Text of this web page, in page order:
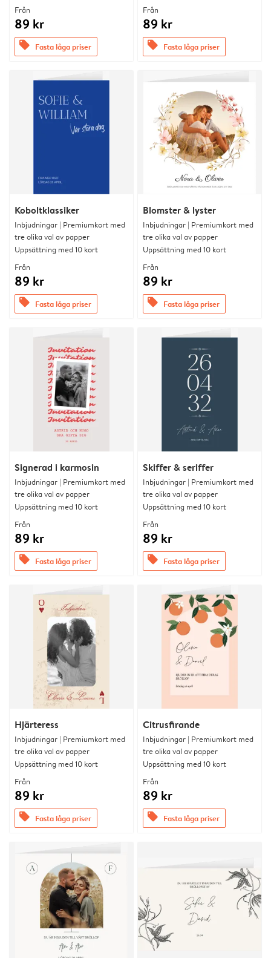
Från
89 kr
offers Fasta låga priser
Från
89 kr
offers Fasta låga priser
Koboltklassiker
Inbjudningar | Premiumkort med
tre olika val av papper
Uppsättning med 10 kort
Från
89 kr
offers Fasta låga priser
Blomster & lyster
Inbjudningar | Premiumkort med
tre olika val av papper
Uppsättning med 10 kort
Från
89 kr
offers Fasta låga priser
Signerad i karmosin
Inbjudningar | Premiumkort med
tre olika val av papper
Uppsättning med 10 kort
Från
89 kr
offers Fasta låga priser
Skiffer & seriffer
Inbjudningar | Premiumkort med
tre olika val av papper
Uppsättning med 10 kort
Från
89 kr
offers Fasta låga priser
Hjärteress
Inbjudningar | Premiumkort med
tre olika val av papper
Uppsättning med 10 kort
Från
89 kr
offers Fasta låga priser
Citrusfirande
Inbjudningar | Premiumkort med
tre olika val av papper
Uppsättning med 10 kort
Från
89 kr
offers Fasta låga priser